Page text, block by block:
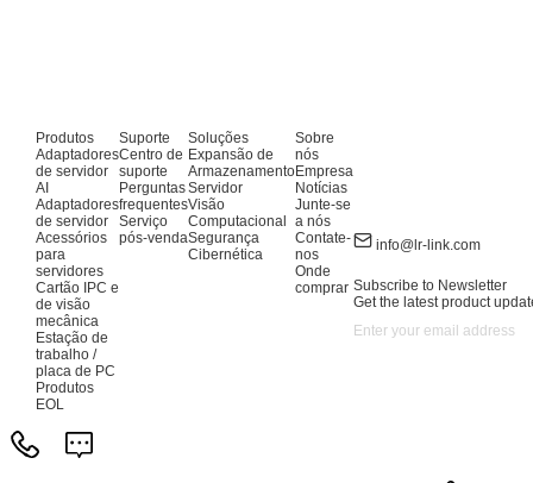
Produtos
Adaptadores
de servidor
AI
Adaptadores
de servidor
Acessórios
para
servidores
Cartão IPC e
de visão
mecânica
Estação de
trabalho /
placa de PC
Produtos
EOL
Suporte
Centro de
suporte
Perguntas
frequentes
Serviço
pós-venda
Soluções
Expansão de
Armazenamento
Servidor
Visão
Computacional
Segurança
Cibernética
Sobre
nós
Empresa
Notícias
Junte-se
a nós
Contate-
nos
Onde
comprar
info@lr-link.com
Subscribe to Newsletter
Get the latest product